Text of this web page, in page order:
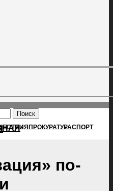
ПРОКУРАТУРАСПОРТ
по-